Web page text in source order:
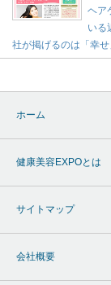
ヘア
いる
社が掲げるのは「幸せ
ホーム
健康美容EXPOとは
サイトマップ
会社概要